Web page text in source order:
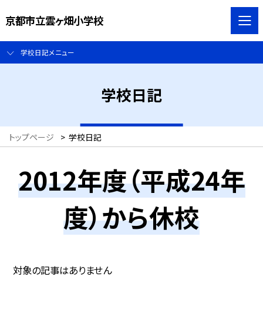
京都市立雲ヶ畑小学校
学校日記メニュー
学校日記
トップページ > 学校日記
2012年度（平成24年
度）から休校
対象の記事はありません